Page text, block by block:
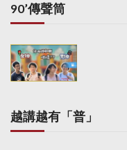
90’傳聲筒
越講越有「普」